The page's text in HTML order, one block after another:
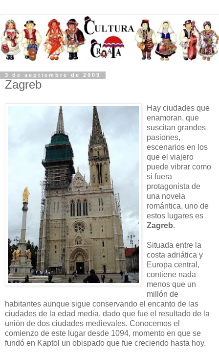
3 de septiembre de 2009
Zagreb
Hay ciudades que
enamoran, que
suscitan grandes
pasiones,
escenarios en los
que el viajero
puede vibrar como
si fuera
protagonista de
una novela
romántica, uno de
estos lugares es
Zagreb.
Situada entre la
costa adriática y
Europa central,
contiene nada
menos que un
millón de
habitantes aunque sigue conservando el encanto de las
ciudades de la edad media, dado que fue el resultado de la
unión de dos ciudades medievales. Conocemos el
comienzo de este lugar desde 1094, momento en que se
fundó en Kaptol un obispado que fue creciendo hasta hoy.